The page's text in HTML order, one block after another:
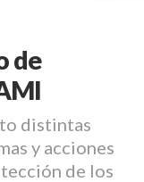
de
distintas
y acciones
de los